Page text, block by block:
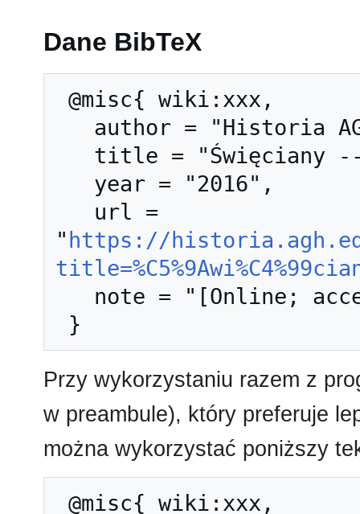
Dane BibTeX
" https://
Przy wykorzystaniu razem z
w preambule), który preferuje
można wykorzystać poniższy